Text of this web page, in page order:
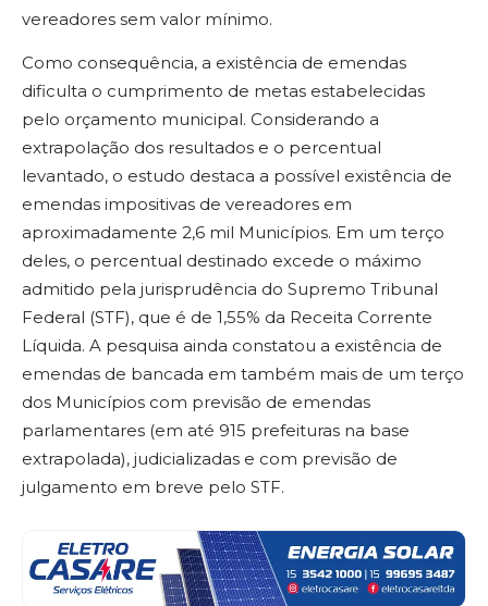
vereadores sem valor mínimo.
Como consequência, a existência de emendas
dificulta o cumprimento de metas estabelecidas
pelo orçamento municipal. Considerando a
extrapolação dos resultados e o percentual
levantado, o estudo destaca a possível existência de
emendas impositivas de vereadores em
aproximadamente 2,6 mil Municípios. Em um terço
deles, o percentual destinado excede o máximo
admitido pela jurisprudência do Supremo Tribunal
Federal (STF), que é de 1,55% da Receita Corrente
Líquida. A pesquisa ainda constatou a existência de
emendas de bancada em também mais de um terço
dos Municípios com previsão de emendas
parlamentares (em até 915 prefeituras na base
extrapolada), judicializadas e com previsão de
julgamento em breve pelo STF.